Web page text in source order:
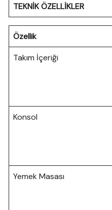
TEKNİK ÖZELLİKLER
Özellik
Takım İçeriği
Konsol
Yemek Masası